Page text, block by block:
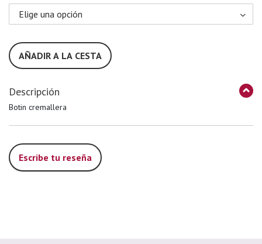
AÑADIR A LA CESTA
Descripción
Botin cremallera
Escribe tu reseña